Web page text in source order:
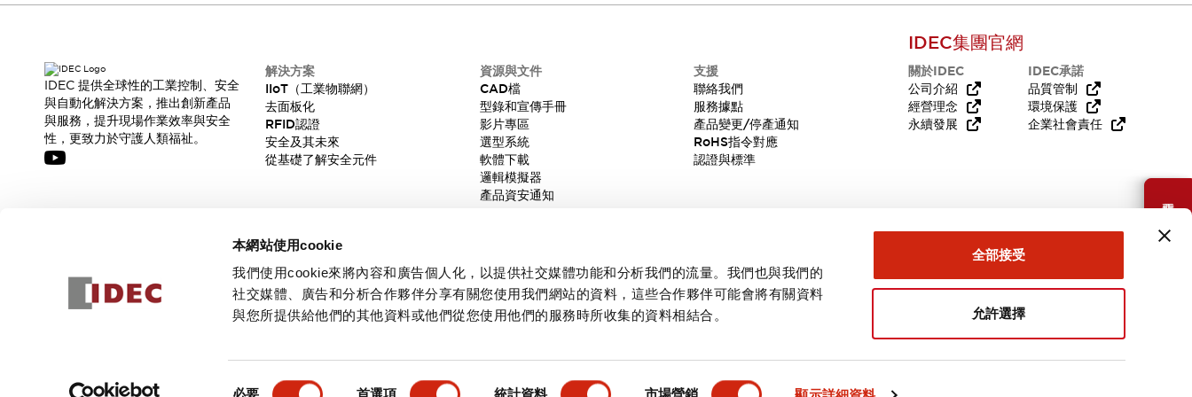
本網站使用cookie
我們使用cookie來將內容和廣告個人化，以提供社交媒體功能和分析我們的流量。我們也與我們的
社交媒體、廣告和分析合作夥伴分享有關您使用我們網站的資料，這些合作夥伴可能會將有關資料
與您所提供給他們的其他資料或他們從您使用他們的服務時所收集的資料相結合。
必要 首選項 統計資料 市場營銷
全部接受
允許選擇
需要幫助嗎？
IDEC 提供全球性的工業控制、安全
與自動化解決方案，推出創新產品
與服務，提升現場作業效率與安全
性，更致力於守護人類福祉。
解決方案
IIoT（工業物聯網）
去面板化
RFID認證
安全及其未來
從基礎了解安全元件
資源與文件
CAD檔
型錄和宣傳手冊
影片專區
選型系統
軟體下載
邏輯模擬器
產品資安通知
支援
聯絡我們
服務據點
產品變更/停產通知
RoHS指令對應
認證與標準
IDEC集團官網
關於IDEC
公司介紹
經營理念
永續發展
IDEC承諾
品質管制
環境保護
企業社會責任
訂閱
隱私權政策使用條款 台灣